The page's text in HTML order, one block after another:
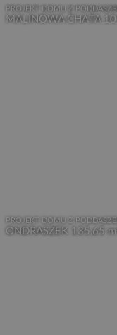
PROJEKT DOMU Z
MALINOWA CHATA
PROJEKT DOMU Z
ONDRASZEK 135,65 m